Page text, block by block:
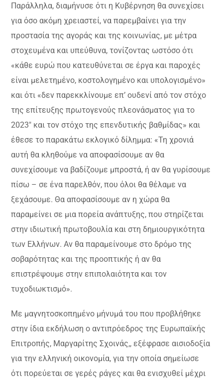
Παράλληλα, διαμήνυσε ότι η Κυβέρνηση θα συνεχίσει
για όσο ακόμη χρειαστεί, να παρεμβαίνει για την
προστασία της αγοράς και της κοινωνίας, με μέτρα
στοχευμένα και υπεύθυνα, τονίζοντας ωστόσο ότι
«κάθε ευρώ που κατευθύνεται σε έργα και παροχές
είναι μελετημένο, κοστολογημένο και υπολογισμένο»
και ότι «δεν παρεκκλίνουμε επ’ ουδενί από τον στόχο
της επίτευξης πρωτογενούς πλεονάσματος για το
2023″ και τον στόχο της επενδυτικής βαθμίδας» και
έθεσε το παρακάτω εκλογικό δίλημμα: «Τη χρονιά
αυτή θα κληθούμε να αποφασίσουμε αν θα
συνεχίσουμε να βαδίζουμε μπροστά, ή αν θα γυρίσουμε
πίσω – σε ένα παρελθόν, που όλοι θα θέλαμε να
ξεχάσουμε. Θα αποφασίσουμε αν η χώρα θα
παραμείνει σε μια πορεία ανάπτυξης, που στηρίζεται
στην ιδιωτική πρωτοβουλία και στη δημιουργικότητα
των Ελλήνων. Αν θα παραμείνουμε στο δρόμο της
σοβαρότητας και της προοπτικής ή αν θα
επιστρέψουμε στην επιπολαιότητα και τον
τυχοδιωκτισμό».
Με μαγνητοσκοπημένο μήνυμά του που προβλήθηκε
στην ίδια εκδήλωση ο αντιπρόεδρος της Ευρωπαϊκής
Επιτροπής, Μαργαρίτης Σχοινάς,, εξέφρασε αισιοδοξία
για την ελληνική οικονομία, για την οποία σημείωσε
ότι πορεύεται σε γερές ράγες και θα ενισχυθεί μέχρι